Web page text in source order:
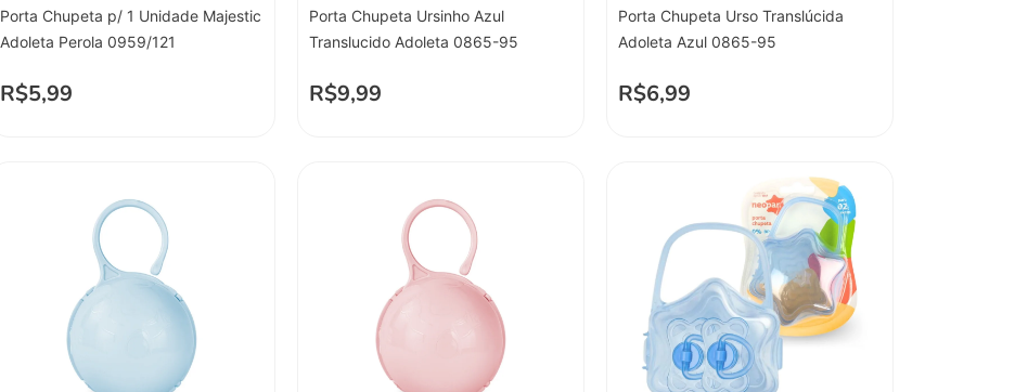
Porta Chupeta p/ 1 Unidade Majestic
Adoleta Perola 0959/121
R$5,99
Porta Chupeta Ursinho Azul
Translucido Adoleta 0865-95
R$9,99
Porta Chupeta Urso Translúcida
Adoleta Azul 0865-95
R$6,99